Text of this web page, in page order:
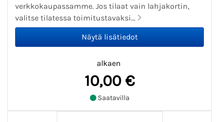
verkkokaupassamme. Jos tilaat vain lahjakortin,
valitse tilatessa toimitustavaksi...
alkaen
10,00 €
Saatavilla